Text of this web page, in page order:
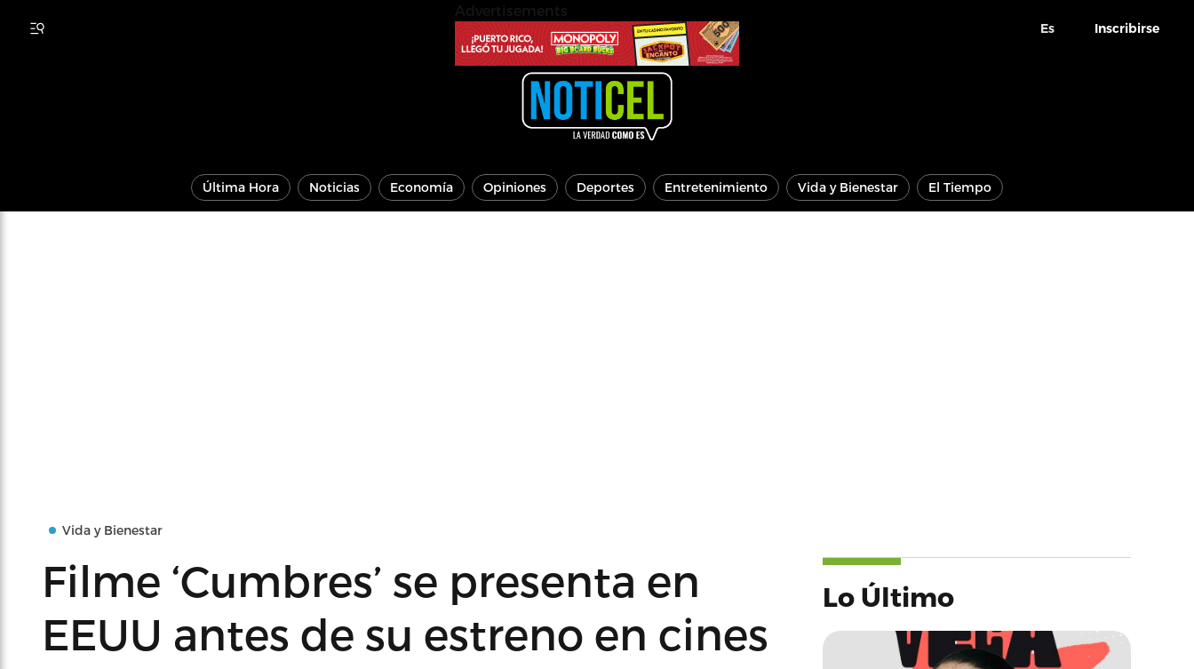
Es Inscribirse
Última Hora Noticias Economía Opiniones Deportes Entretenimiento Vida y Bienestar El Tiempo
Vida y Bienestar
Filme ‘Cumbres’ se presenta en
EEUU antes de su estreno en cines
Lo Último